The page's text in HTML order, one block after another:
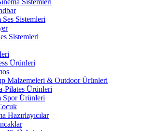
Sistemleri
Ses Sistemleri
Sistemleri
Ürünleri
Malzemeleri & Outdoor Ürünleri
Pilates Ürünleri
Spor Ürünleri
Hazırlayıcılar